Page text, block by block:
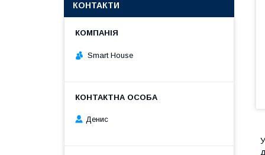
КОНТАКТИ
Smart House
Денис